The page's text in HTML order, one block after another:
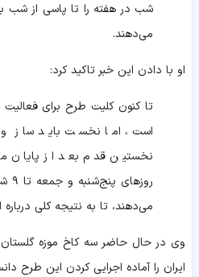
شب در هفته را تا پاسی از شب
می‌دهند.
او با دادن این خبر تاکید کرد:
تا کنون کلیت طرح برای فعالیت
است، اما نخست باید ساز و
نخستین قدم بعد از پایان
می‌دهند، تا به نتیجه‌ کلی درباره‌
وی در حال حاضر سه کاخ موزه
ایران را آماده اجرایی کردن این طرح